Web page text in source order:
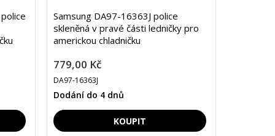
Samsung DA97-16363J police
skleněná v pravé části ledničky pro
americkou chladničku
779,00 Kč
DA97-16363J
Dodání do 4 dnů